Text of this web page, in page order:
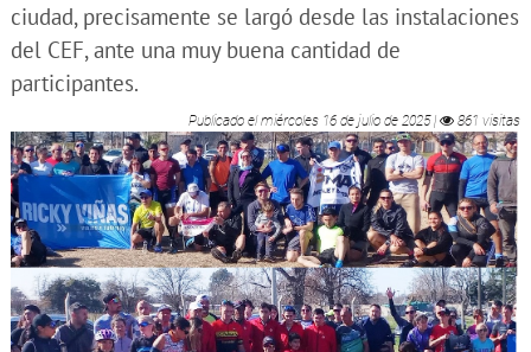
ciudad, precisamente se largó desde las instalaciones
del CEF, ante una muy buena cantidad de
participantes.
Publicado elmiércoles 16 de julio de 2025| 861 visitas